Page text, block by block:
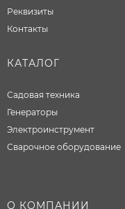
Реквизиты
Контакты
КАТАЛОГ
Садовая техника
Генераторы
Электроинструмент
Сварочное оборудование
О КОМПАНИИ